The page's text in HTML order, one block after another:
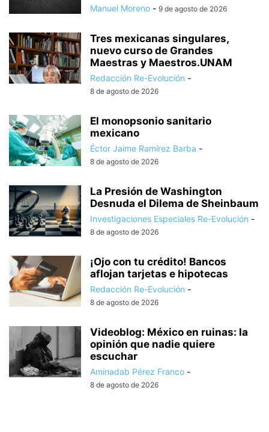
Manuel Moreno - 9 de agosto de 2026
Tres mexicanas singulares,
nuevo curso de Grandes
Maestras y Maestros.UNAM
Redacción Re-Evolución -
8 de agosto de 2026
El monopsonio sanitario
mexicano
Éctor Jaime Ramírez Barba -
8 de agosto de 2026
La Presión de Washington
Desnuda el Dilema de Sheinbaum
Investigaciones Especiales Re-Evolución -
8 de agosto de 2026
¡Ojo con tu crédito! Bancos
aflojan tarjetas e hipotecas
Redacción Re-Evolución -
8 de agosto de 2026
Videoblog: México en ruinas: la
opinión que nadie quiere
escuchar
Aminadab Pérez Franco -
8 de agosto de 2026